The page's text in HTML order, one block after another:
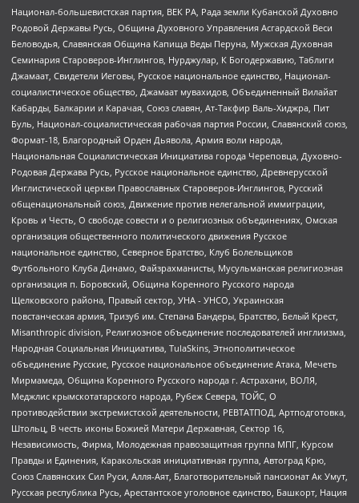
Национал-большевистская партия, ВЕК РА, Рада земли Кубанской Духовно
Родовой Державы Русь, Община Духовного Управления Асгардской Веси
Беловодья, Славянская Община Капища Веды Перуна, Мужская Духовная
Семинария Староверов-Инглингов, Нурджулар, К Богодержавию, Таблиги
Джамаат, Свидетели Иеговы, Русское национальное единство, Национал-
социалистическое общество, Джамаат мувахидов, Объединенный Вилайат
Кабарды, Балкарии и Карачая, Союз славян, Ат-Такфир Валь-Хиджра, Пит
Буль, Национал-социалистическая рабочая партия России, Славянский союз,
Формат-18, Благородный Орден Дьявола, Армия воли народа,
Национальная Социалистическая Инициатива города Череповца, Духовно-
Родовая Держава Русь, Русское национальное единство, Древнерусской
Инглистической церкви Православных Староверов-Инглингов, Русский
общенациональный союз, Движение против нелегальной иммиграции,
Кровь и Честь, О свободе совести и о религиозных объединениях, Омская
организация общественного политического движения Русское
национальное единство, Северное Братство, Клуб Болельщиков
Футбольного Клуба Динамо, Файзрахманисты, Мусульманская религиозная
организация п. Боровский, Община Коренного Русского народа
Щелковского района, Правый сектор, УНА - УНСО, Украинская
повстанческая армия, Тризуб им. Степана Бандеры, Братство, Белый Крест,
Misanthropic division, Религиозное объединение последователей инглиизма,
Народная Социальная Инициатива, TulaSkins, Этнополитическое
объединение Русские, Русское национальное объединение Атака, Мечеть
Мирмамеда, Община Коренного Русского народа г. Астрахани, ВОЛЯ,
Меджлис крымскотатарского народа, Рубеж Севера, ТОЙС, О
противодействии экстремистской деятельности, РЕВТАТПОД, Артподготовка,
Штольц, В честь иконы Божией Матери Державная, Сектор 16,
Независимость, Фирма, Молодежная правозащитная группа МПГ, Курсом
Правды и Единения, Каракольская инициативная группа, Автоград Крю,
Союз Славянских Сил Руси, Алля-Аят, Благотворительный пансионат Ак Умут,
Русская республика Русь, Арестантское уголовное единство, Башкорт, Нация